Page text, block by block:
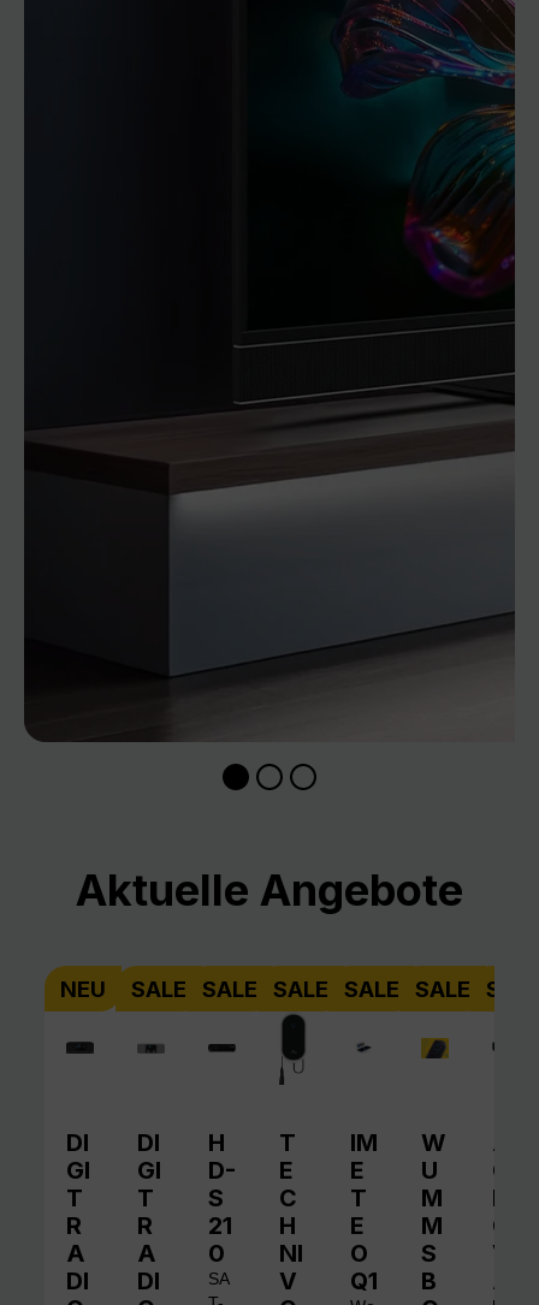
Produktgalerie überspringen
Aktuelle Angebote
NEU
DI
GI
T
R
A
DI
SALE
DI
GI
T
R
A
DI
SALE
H
D-
S
21
0
SA
SALE
T
E
C
H
NI
V
SALE
IM
E
T
E
O
Q1
SALE
W
U
M
M
S
B
A
QI
N
O
V
A